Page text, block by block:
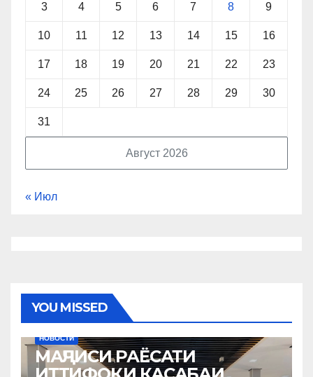
Август 2026
3 4 5 6 7 8 9
10 11 12 13 14 15 16
17 18 19 20 21 22 23
24 25 26 27 28 29 30
31
« Июл
YOU MISSED
НОВОСТИ
МАҶЛИСИ РАЁСАТИ